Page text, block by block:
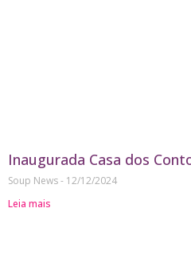
Inaugurada Casa dos
Soup News
12/12/2024
Leia mais